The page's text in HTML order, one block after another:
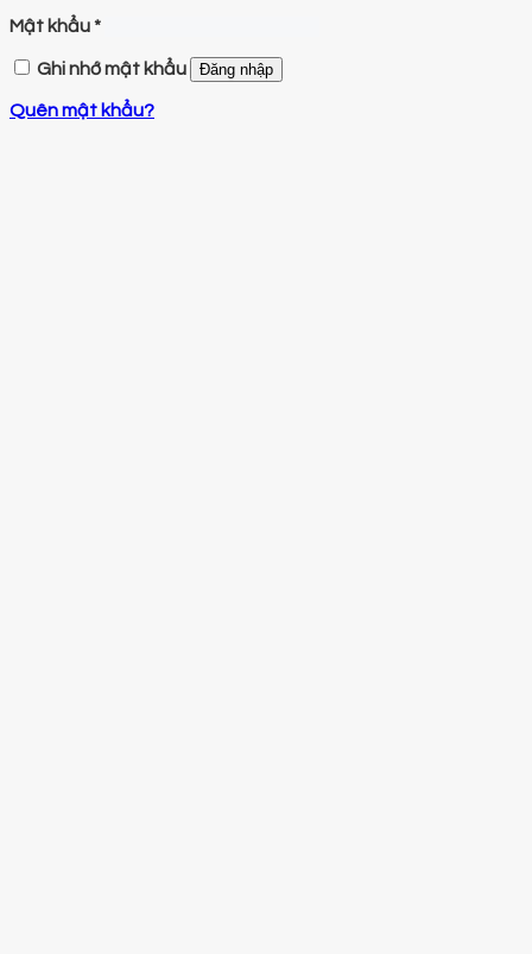
Mật khẩu*
Ghi nhớ mật khẩu Đăng nhập
Quên mật khẩu?